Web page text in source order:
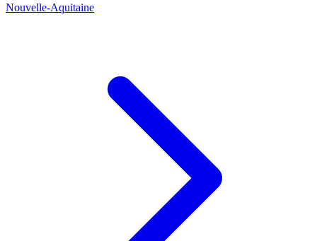
Nouvelle-Aquitaine